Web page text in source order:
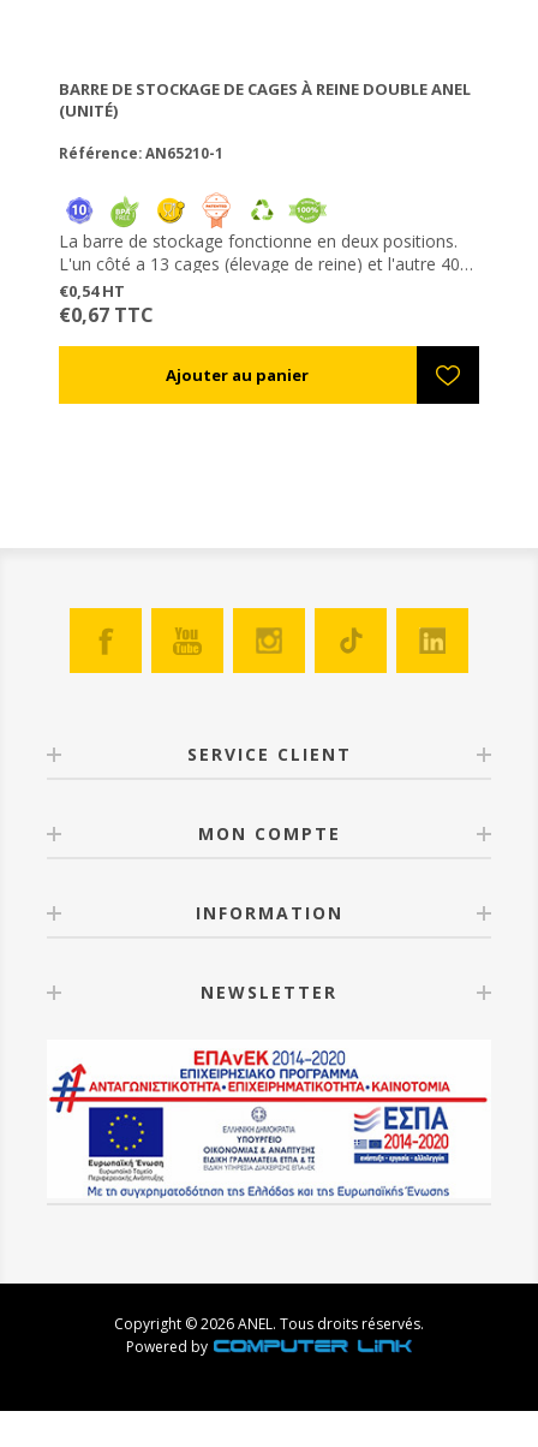
BARRE DE STOCKAGE DE CAGES À REINE DOUBLE ANEL
(UNITÉ)
Référence: AN65210-1
La barre de stockage fonctionne en deux positions.
L'un côté a 13 cages (élevage de reine) et l'autre 40
(gelée royale). Des cages détachables peuvent
s'attacher sur la barre et faciliter l'élevage des reine et
des protecteurs peuvent se fixer sur les cages afin
peuvent aussi être utilisés comme des cages pour
transporter ou introduire les reines.
€0,54 HT
€0,67 TTC
SERVICE CLIENT
MON COMPTE
INFORMATION
NEWSLETTER
Copyright © 2026 ANEL. Tous droits réservés.
Powered by